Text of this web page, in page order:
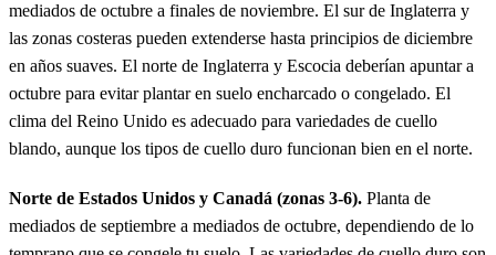
mediados de octubre a finales de noviembre. El sur de Inglaterra y
las zonas costeras pueden extenderse hasta principios de diciembre
en años suaves. El norte de Inglaterra y Escocia deberían apuntar a
octubre para evitar plantar en suelo encharcado o congelado. El
clima del Reino Unido es adecuado para variedades de cuello
blando, aunque los tipos de cuello duro funcionan bien en el norte.
Norte de Estados Unidos y Canadá (zonas 3-6). Planta de
mediados de septiembre a mediados de octubre, dependiendo de lo